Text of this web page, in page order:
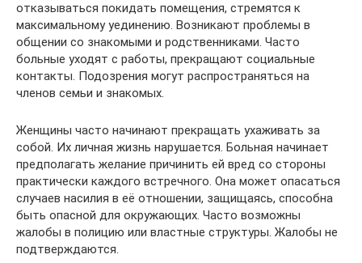
отказываться покидать помещения, стремятся к
максимальному уединению. Возникают проблемы в
общении со знакомыми и родственниками. Часто
больные уходят с работы, прекращают социальные
контакты. Подозрения могут распространяться на
членов семьи и знакомых.
Женщины часто начинают прекращать ухаживать за
собой. Их личная жизнь нарушается. Больная начинает
предполагать желание причинить ей вред со стороны
практически каждого встречного. Она может опасаться
случаев насилия в её отношении, защищаясь, способна
быть опасной для окружающих. Часто возможны
жалобы в полицию или властные структуры. Жалобы не
подтверждаются.